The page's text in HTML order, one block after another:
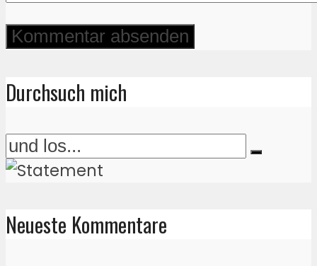
Durchsuch mich
Neueste Kommentare